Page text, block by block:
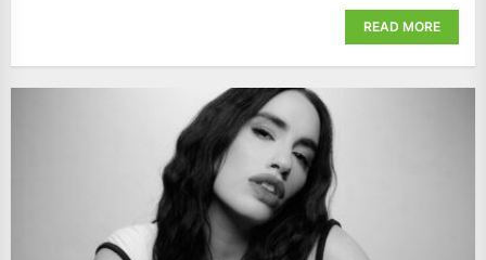
READ MORE